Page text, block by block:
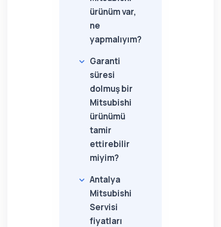
ürünüm var,
ne
yapmalıyım?
Garanti
süresi
dolmuş bir
Mitsubishi
ürünümü
tamir
ettirebilir
miyim?
Antalya
Mitsubishi
Servisi
fiyatları